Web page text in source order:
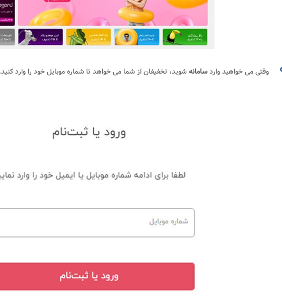
وقتی می خواهید واردسامانهشوید، تخفیفان از شما می خواهد تا شماره موبایل خود را وارد کنید.